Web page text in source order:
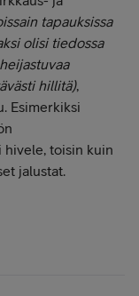
tapauksissa
olisi tiedossa
hillitä),
Esimerkiksi
hivele, toisin kuin
jalustat.